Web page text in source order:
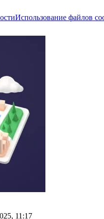
Использование файлов
11:17